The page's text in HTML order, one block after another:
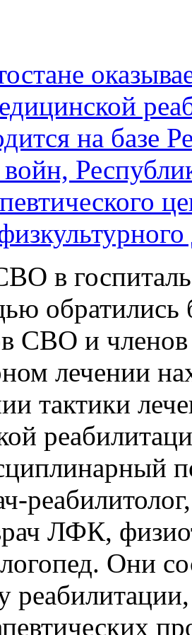
на базе
в
обратились
СВО и
лечении
тактики
ЛФК,
Они